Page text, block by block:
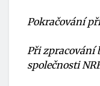
Pokračování
Při zpracování
společnosti